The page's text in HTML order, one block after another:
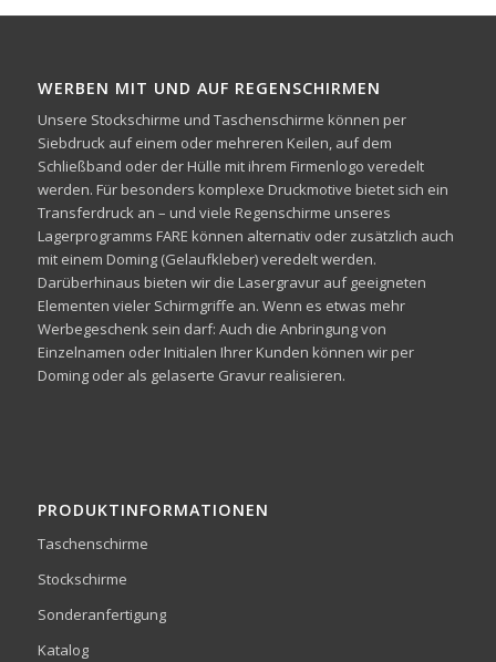
WERBEN MIT UND AUF REGENSCHIRMEN
Unsere Stockschirme und Taschenschirme können per
Siebdruck auf einem oder mehreren Keilen, auf dem
Schließband oder der Hülle mit ihrem Firmenlogo veredelt
werden. Für besonders komplexe Druckmotive bietet sich ein
Transferdruck an – und viele Regenschirme unseres
Lagerprogramms FARE können alternativ oder zusätzlich auch
mit einem Doming (Gelaufkleber) veredelt werden.
Darüberhinaus bieten wir die Lasergravur auf geeigneten
Elementen vieler Schirmgriffe an. Wenn es etwas mehr
Werbegeschenk sein darf: Auch die Anbringung von
Einzelnamen oder Initialen Ihrer Kunden können wir per
Doming oder als gelaserte Gravur realisieren.
PRODUKTINFORMATIONEN
Taschenschirme
Stockschirme
Sonderanfertigung
Katalog